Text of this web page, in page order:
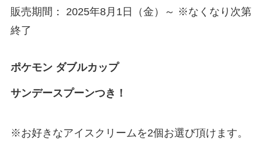
販売期間： 2025年8月1日（金）～ ※なくなり次第
終了
ポケモン ダブルカップ
サンデースプーンつき！
※お好きなアイスクリームを2個お選び頂けます。